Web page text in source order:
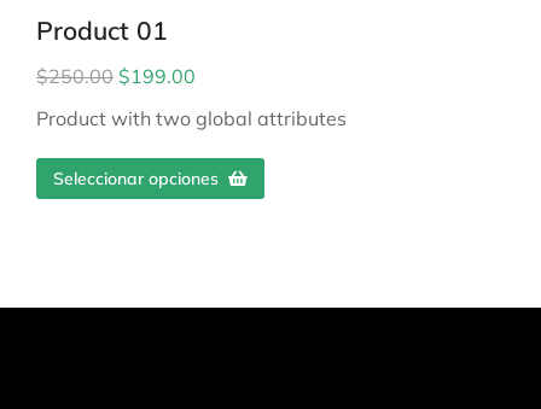
Product 01
$250.00 $199.00
Product with two global attributes
Seleccionar opciones